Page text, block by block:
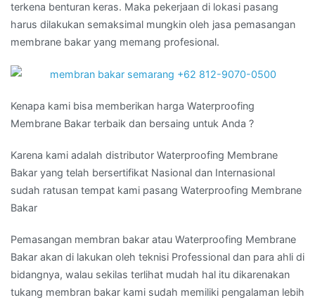
terkena benturan keras. Maka pekerjaan di lokasi pasang
harus dilakukan semaksimal mungkin oleh jasa pemasangan
membrane bakar yang memang profesional.
Kenapa kami bisa memberikan harga Waterproofing
Membrane Bakar terbaik dan bersaing untuk Anda ?
Karena kami adalah distributor Waterproofing Membrane
Bakar yang telah bersertifikat Nasional dan Internasional
sudah ratusan tempat kami pasang Waterproofing Membrane
Bakar
Pemasangan membran bakar atau Waterproofing Membrane
Bakar akan di lakukan oleh teknisi Professional dan para ahli di
bidangnya, walau sekilas terlihat mudah hal itu dikarenakan
tukang membran bakar kami sudah memiliki pengalaman lebih